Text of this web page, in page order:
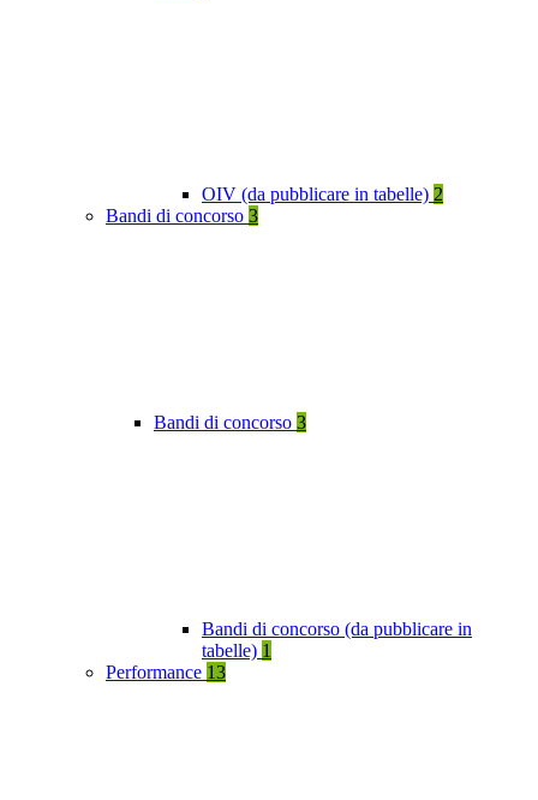
OIV (da pubblicare in tabelle) 2
Bandi di concorso 3
Bandi di concorso 3
Bandi di concorso (da pubblicare in
tabelle) 1
Performance 13